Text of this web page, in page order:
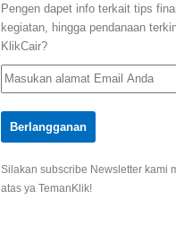
Pengen dapet info terkait tips
kegiatan, hingga pendanaan
KlikCair?
Silakan subscribe Newsletter kami
atas ya TemanKlik!